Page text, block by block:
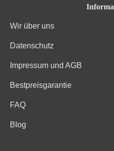
Wir über uns
Datenschutz
Impressum und AGB
Bestpreisgarantie
FAQ
Blog